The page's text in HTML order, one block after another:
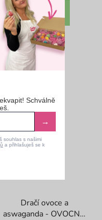
5
hvězdiček.
DETAIL
30% SLEVA
Dračí ovoce a
aswaganda - OVOCNÁ
Schválně
→
souhlas s našimi
a přihlašuješ se k